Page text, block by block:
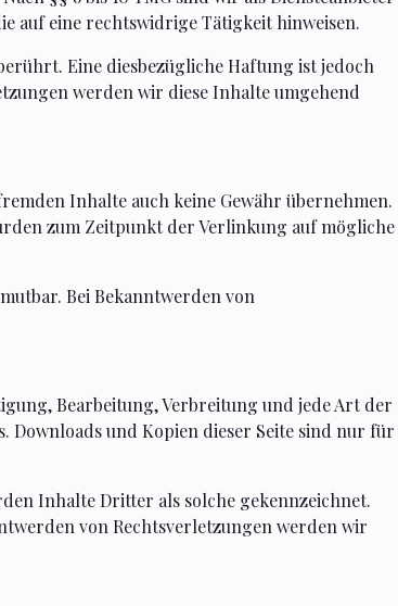
auf eine rechtswidrige Tätigkeit hinweisen.
Eine diesbezügliche Haftung ist jedoch
werden wir diese Inhalte umgehend
Inhalte auch keine Gewähr übernehmen.
zum Zeitpunkt der Verlinkung auf mögliche
Bei Bekanntwerden von
Bearbeitung, Verbreitung und jede Art der
und Kopien dieser Seite sind nur für
Inhalte Dritter als solche gekennzeichnet.
von Rechtsverletzungen werden wir